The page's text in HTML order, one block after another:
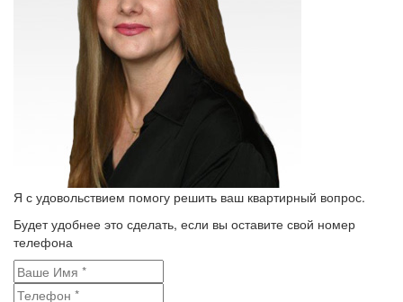
Я с удовольствием помогу решить ваш квартирный вопрос.
Будет удобнее это сделать, если вы оставите свой номер
телефона